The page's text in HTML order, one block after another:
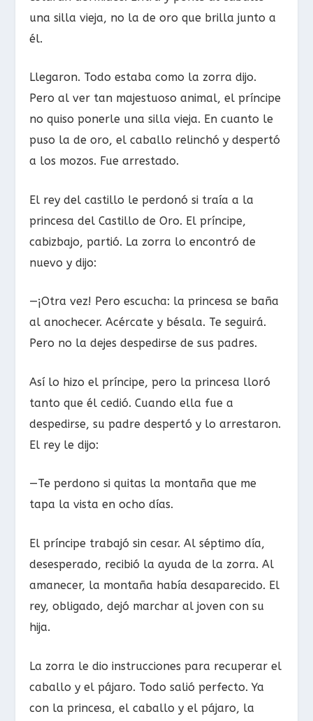
una silla vieja, no la de oro que brilla junto a
él.
Llegaron. Todo estaba como la zorra dijo.
Pero al ver tan majestuoso animal, el príncipe
no quiso ponerle una silla vieja. En cuanto le
puso la de oro, el caballo relinchó y despertó
a los mozos. Fue arrestado.
El rey del castillo le perdonó si traía a la
princesa del Castillo de Oro. El príncipe,
cabizbajo, partió. La zorra lo encontró de
nuevo y dijo:
—¡Otra vez! Pero escucha: la princesa se baña
al anochecer. Acércate y bésala. Te seguirá.
Pero no la dejes despedirse de sus padres.
Así lo hizo el príncipe, pero la princesa lloró
tanto que él cedió. Cuando ella fue a
despedirse, su padre despertó y lo arrestaron.
El rey le dijo:
—Te perdono si quitas la montaña que me
tapa la vista en ocho días.
El príncipe trabajó sin cesar. Al séptimo día,
desesperado, recibió la ayuda de la zorra. Al
amanecer, la montaña había desaparecido. El
rey, obligado, dejó marchar al joven con su
hija.
La zorra le dio instrucciones para recuperar el
caballo y el pájaro. Todo salió perfecto. Ya
con la princesa, el caballo y el pájaro, la